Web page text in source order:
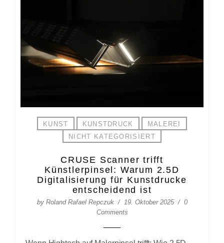
KUNST KUNSTDRUCK
MALEREI
NICHT KATEGORISIERT
CRUSE Scanner trifft
Künstlerpinsel: Warum 2.5D
Digitalisierung für Kunstdrucke
entscheidend ist
by Roland Rafael Repczuk 19. Oktober 2025
0
Comments